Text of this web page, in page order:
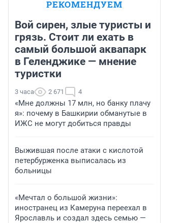
РЕКОМЕНДУЕМ
Вой сирен, злые туристы и
грязь. Стоит ли ехать в
самый большой аквапарк
в Геленджике — мнение
туристки
3 часа 2 671 4
«Мне должны 17 млн, но банку плачу
я»: почему в Башкирии обманутые в
ИЖС не могут добиться правды
Выжившая после атаки с кислотой
петербурженка выписалась из
больницы
«Мечтал о большой жизни»:
иностранец из Камеруна переехал в
Ярославль и создал здесь семью —